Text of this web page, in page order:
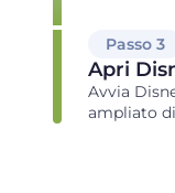
Passo 3
Apri
Avvia
ampliato